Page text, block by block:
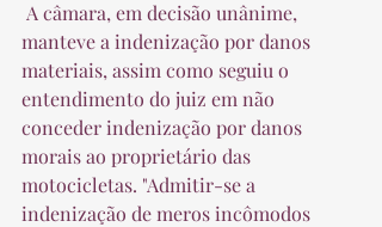
manteve a indenização por danos
materiais, assim como seguiu o
entendimento do juiz em não
conceder indenização por danos
morais ao proprietário das
motocicletas. "Admitir-se a
indenização de meros incômodos